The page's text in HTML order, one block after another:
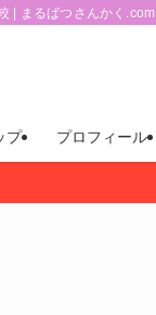
| まるばつさんかく.com
プ プロフィール